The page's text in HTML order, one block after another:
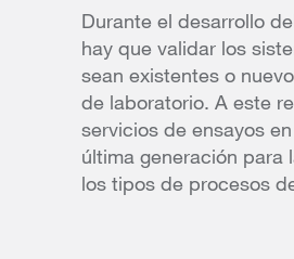
Durante el desarrollo
hay que validar los
sean existentes o
de laboratorio. A este
servicios de ensayos
última generación para
los tipos de procesos